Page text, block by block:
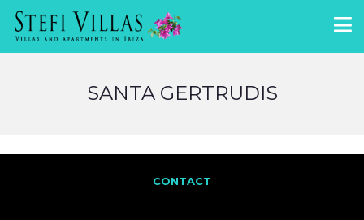
SANTA GERTRUDIS
CONTACT